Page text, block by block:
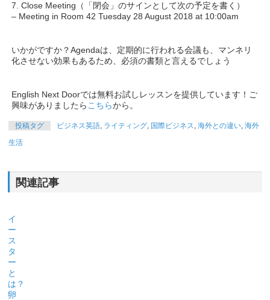
7. Close Meeting（「閉会」のサインとして次の予定を書く）
– Meeting in Room 42 Tuesday 28 August 2018 at 10:00am
いかがですか？Agendaは、定期的に行われる会議も、マンネリ
化させない効果もあるため、必須の書類と言えるでしょう
English Next Doorでは無料お試しレッスンを提供しています！ご
興味がありましたら こちらから。
投稿タグ ビジネス英語, ライティング, 国際ビジネス,海外との違い,海外
生活
関連記事
イ
ー
ス
タ
ー
と
は？
卵